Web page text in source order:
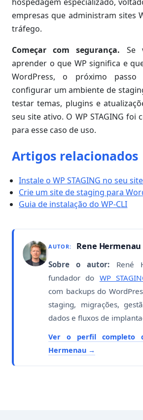
empresas que administram sites
tráfego.
Começar com segurança. Se
aprender o que WP significa e
WordPress, o próximo passo
configurar um ambiente de
testar temas, plugins e
seu site ativo. O WP STAGING foi
para esse caso de uso.
Artigos relacionados
Instale o WP STAGING no seu
Crie um site de staging para
Guia de instalação do WP-CLI
AUTOR: Rene Hermenau
Sobre o autor: René
fundador do WP
com backups do
staging, migrações,
dados e fluxos de
Ver o perfil completo
Hermenau